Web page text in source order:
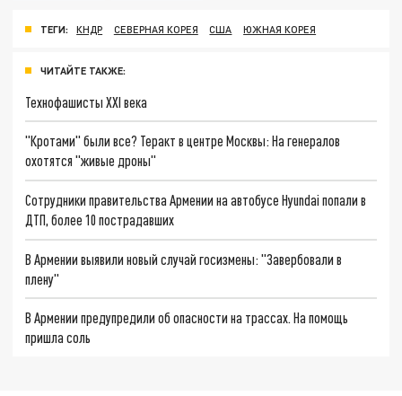
ТЕГИ: КНДР СЕВЕРНАЯ КОРЕЯ США ЮЖНАЯ КОРЕЯ
ЧИТАЙТЕ ТАКЖЕ:
Технофашисты XXI века
"Кротами" были все? Теракт в центре Москвы: На генералов
охотятся "живые дроны"
Сотрудники правительства Армении на автобусе Hyundai попали в
ДТП, более 10 пострадавших
В Армении выявили новый случай госизмены: "Завербовали в
плену"
В Армении предупредили об опасности на трассах. На помощь
пришла соль